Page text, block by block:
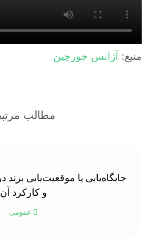
منبع:آژانس جورچین
مطالب مرتبط
جایگاه‌یابی یا موقعیت‌یابی برند
و کارکرد آن
عمومی